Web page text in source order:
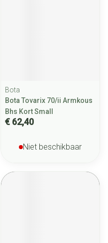
Bota
Bota Tovarix 70/ii Armkous
Bhs Kort Small
€ 62,40
Niet beschikbaar